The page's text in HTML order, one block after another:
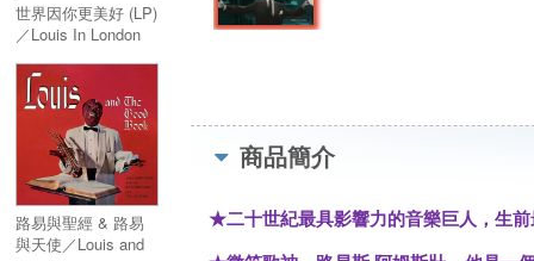
世界因你更美好 (LP)
／Louis In London
路易與聖經 & 路易
與天使／Louis and
商品簡介
★二十世紀最具影響力的音樂巨人，生